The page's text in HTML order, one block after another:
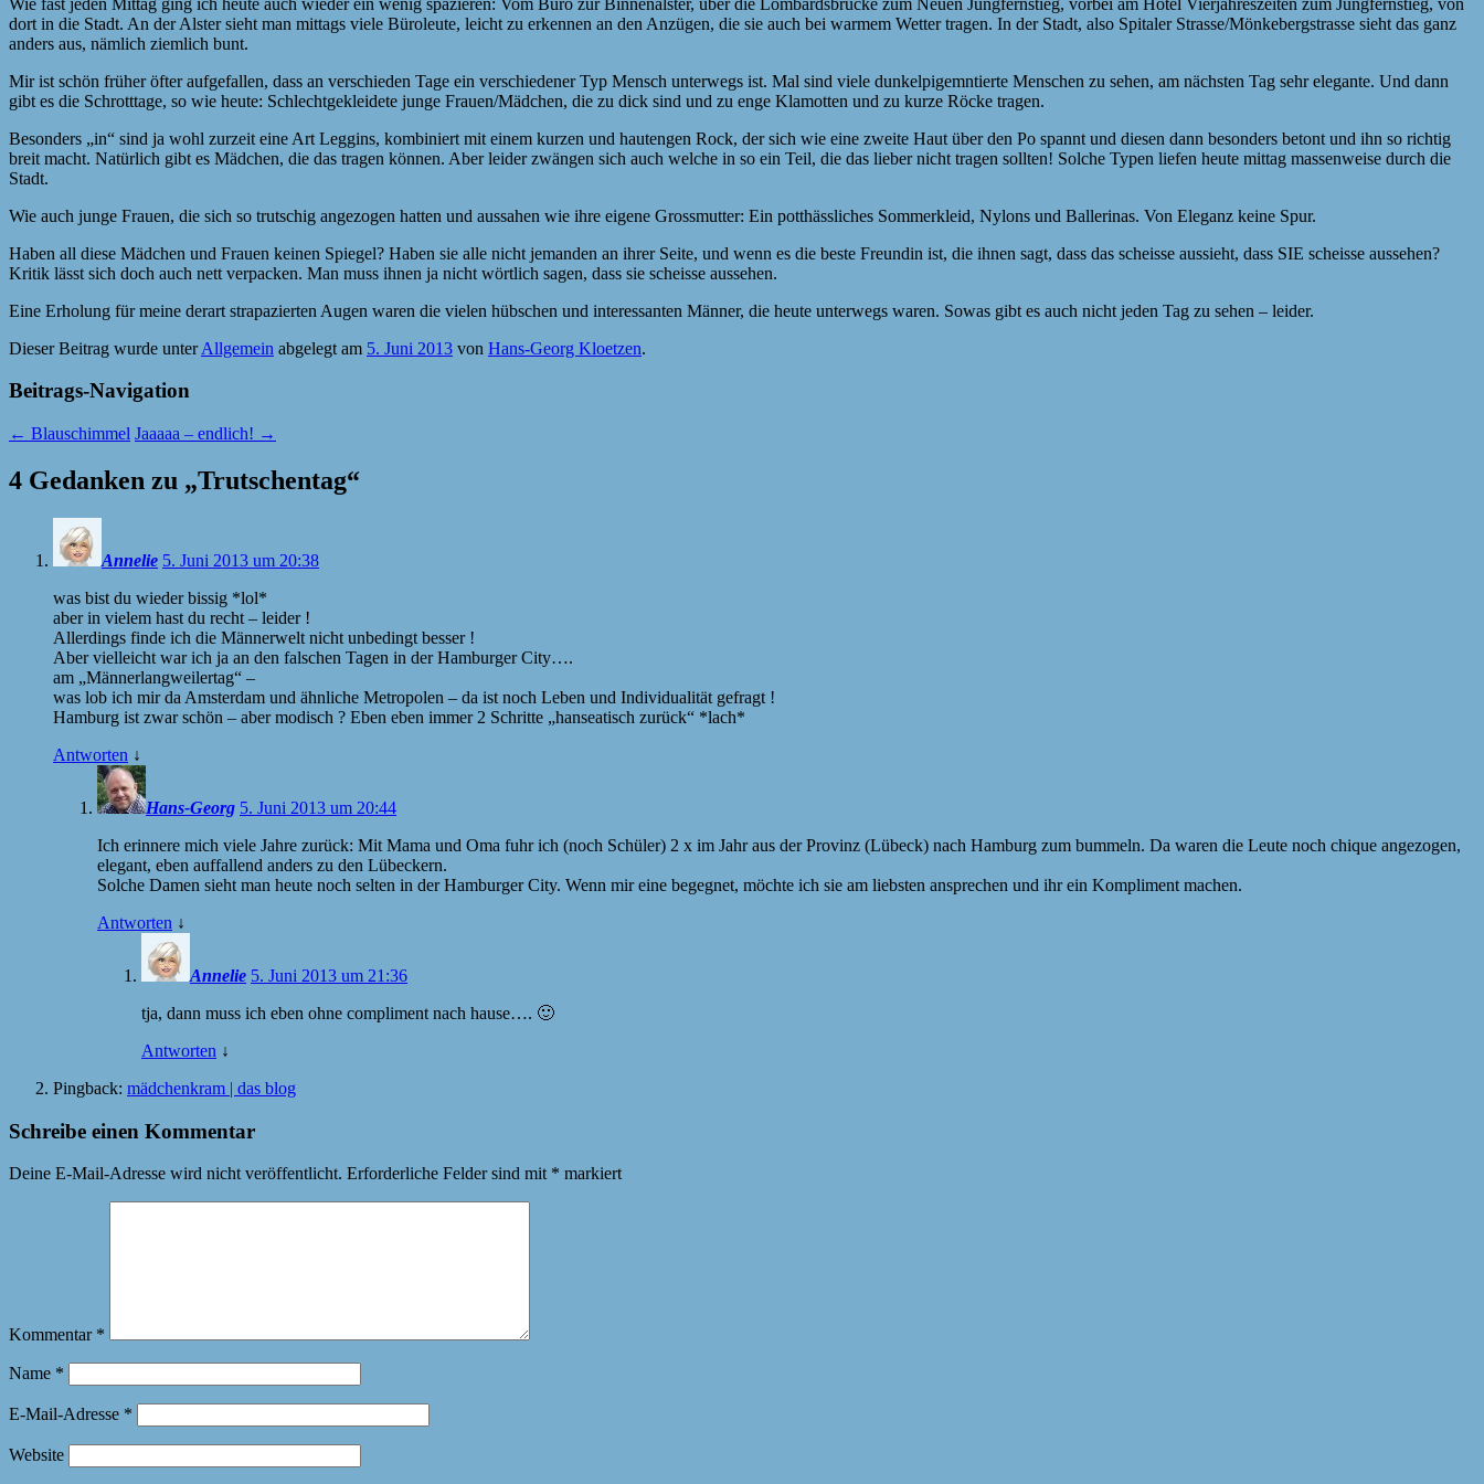
dort in die Stadt. An der Alster sieht man mittags viele Büroleute, leicht zu erkennen an den Anzügen, die sie auch bei warmem Wetter tragen. In der Stadt, also Spitaler Strasse/Mönkebergstrasse sieht das ganz
anders aus, nämlich ziemlich bunt.
Mir ist schön früher öfter aufgefallen, dass an verschieden Tage ein verschiedener Typ Mensch unterwegs ist. Mal sind viele dunkelpigemntierte Menschen zu sehen, am nächsten Tag sehr elegante. Und dann
gibt es die Schrotttage, so wie heute: Schlechtgekleidete junge Frauen/Mädchen, die zu dick sind und zu enge Klamotten und zu kurze Röcke tragen.
Besonders „in“ sind ja wohl zurzeit eine Art Leggins, kombiniert mit einem kurzen und hautengen Rock, der sich wie eine zweite Haut über den Po spannt und diesen dann besonders betont und ihn so richtig
breit macht. Natürlich gibt es Mädchen, die das tragen können. Aber leider zwängen sich auch welche in so ein Teil, die das lieber nicht tragen sollten! Solche Typen liefen heute mittag massenweise durch die
Stadt.
Wie auch junge Frauen, die sich so trutschig angezogen hatten und aussahen wie ihre eigene Grossmutter: Ein potthässliches Sommerkleid, Nylons und Ballerinas. Von Eleganz keine Spur.
Haben all diese Mädchen und Frauen keinen Spiegel? Haben sie alle nicht jemanden an ihrer Seite, und wenn es die beste Freundin ist, die ihnen sagt, dass das scheisse aussieht, dass SIE scheisse aussehen?
Kritik lässt sich doch auch nett verpacken. Man muss ihnen ja nicht wörtlich sagen, dass sie scheisse aussehen.
Eine Erholung für meine derart strapazierten Augen waren die vielen hübschen und interessanten Männer, die heute unterwegs waren. Sowas gibt es auch nicht jeden Tag zu sehen – leider.
Dieser Beitrag wurde unterAllgemein abgelegt am 5. Juni 2013 von Hans-Georg Kloetzen.
Beitrags-Navigation
← Blauschimmel Jaaaaa – endlich! →
4 Gedanken zu „Trutschentag“
Annelie 5. Juni 2013 um 20:38
was bist du wieder bissig *lol*
aber in vielem hast du recht – leider !
Allerdings finde ich die Männerwelt nicht unbedingt besser !
Aber vielleicht war ich ja an den falschen Tagen in der Hamburger City….
am „Männerlangweilertag“ –
was lob ich mir da Amsterdam und ähnliche Metropolen – da ist noch Leben und Individualität gefragt !
Hamburg ist zwar schön – aber modisch ? Eben eben immer 2 Schritte „hanseatisch zurück“ *lach*
Antworten ↓
Hans-Georg 5. Juni 2013 um 20:44
Ich erinnere mich viele Jahre zurück: Mit Mama und Oma fuhr ich (noch Schüler) 2 x im Jahr aus der Provinz (Lübeck) nach Hamburg zum bummeln. Da waren die Leute noch chique angezogen,
elegant, eben auffallend anders zu den Lübeckern.
Solche Damen sieht man heute noch selten in der Hamburger City. Wenn mir eine begegnet, möchte ich sie am liebsten ansprechen und ihr ein Kompliment machen.
Antworten ↓
Annelie 5. Juni 2013 um 21:36
tja, dann muss ich eben ohne compliment nach hause…. 🙂
Antworten ↓
Pingback: mädchenkram | das blog
Schreibe einen Kommentar
Deine E-Mail-Adresse wird nicht veröffentlicht. Erforderliche Felder sind mit * markiert
Kommentar *
Name *
E-Mail-Adresse *
Website